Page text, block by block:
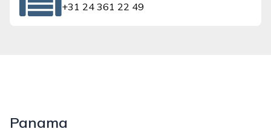
+31 24 361 22 49
Panama